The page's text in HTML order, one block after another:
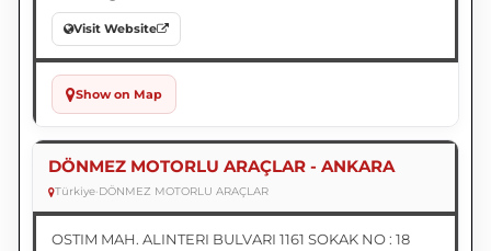
Visit Website
Show on Map
DÖNMEZ MOTORLU ARAÇLAR - ANKARA
Türkiye•DÖNMEZ MOTORLU ARAÇLAR
OSTIM MAH. ALINTERI BULVARI 1161 SOKAK NO : 18